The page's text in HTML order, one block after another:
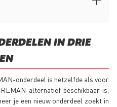
IN DRIE
onderdeel is hetzelfde als voor
alternatief beschikbaar is,
je een nieuw onderdeel zoekt in